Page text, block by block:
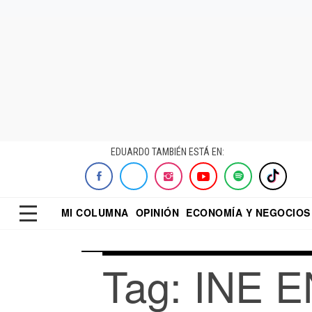
EDUARDO TAMBIÉN ESTÁ EN:
MI COLUMNA OPINIÓN ECONOMÍA Y NEGOCIOS
Tag: INE